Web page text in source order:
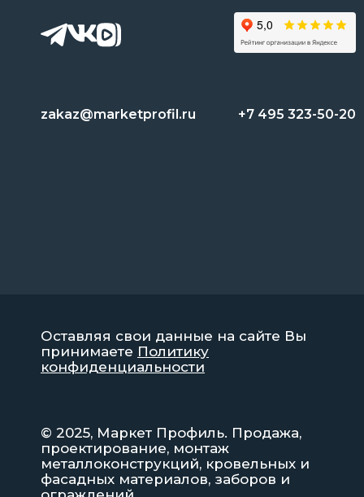
zakaz@marketprofil.ru +7 495 323-50-20
Оставляя свои данные на сайте Вы
принимаете Политику
конфиденциальности
© 2025, Маркет Профиль. Продажа,
проектирование, монтаж
металлоконструкций, кровельных и
фасадных материалов, заборов и